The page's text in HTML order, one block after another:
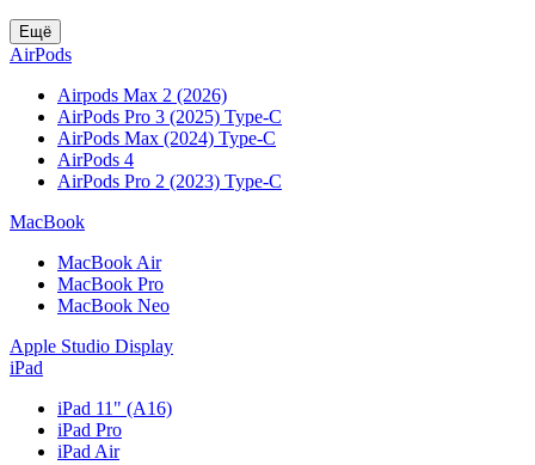
Ещё
AirPods
Airpods Max 2 (2026)
AirPods Pro 3 (2025) Type-C
AirPods Max (2024) Type-C
AirPods 4
AirPods Pro 2 (2023) Type-C
MacBook
MacBook Air
MacBook Pro
MacBook Neo
Apple Studio Display
iPad
iPad 11" (A16)
iPad Pro
iPad Air